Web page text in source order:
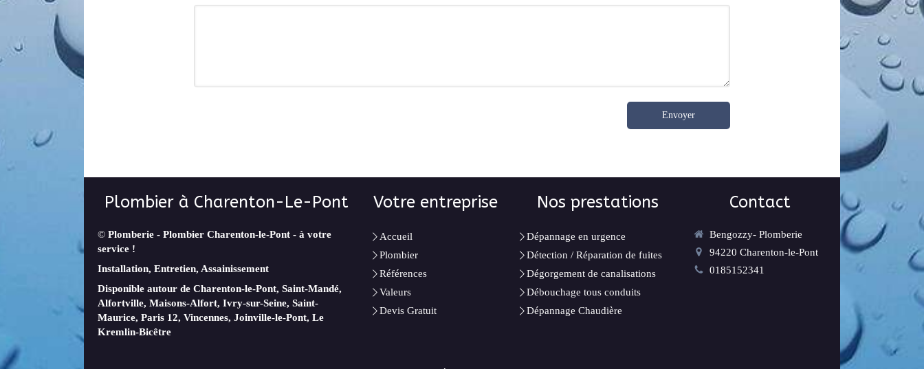
Envoyer
Plombier à Charenton-Le-Pont
© Plomberie - Plombier Charenton-le-Pont - à votre
service !
Installation, Entretien, Assainissement
Disponible autour de Charenton-le-Pont, Saint-Mandé,
Alfortville, Maisons-Alfort, Ivry-sur-Seine, Saint-
Maurice, Paris 12, Vincennes, Joinville-le-Pont, Le
Kremlin-Bicêtre
Votre entreprise
Accueil
Plombier
Références
Valeurs
Devis Gratuit
Nos prestations
Dépannage en urgence
Détection / Réparation de fuites
Dégorgement de canalisations
Débouchage tous conduits
Dépannage Chaudière
Contact
Bengozzy- Plomberie
94220 Charenton-le-Pont
0185152341